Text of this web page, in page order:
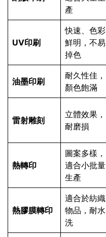
產
UV印刷
快速、色彩
鮮明，不易
掉色
油墨印刷
耐久性佳，
顏色飽滿
雷射雕刻
立體效果，
耐磨損
熱轉印
圖案多樣，
適合小批量
生產
熱膠膜轉印
適合於紡織
物品，耐水
洗